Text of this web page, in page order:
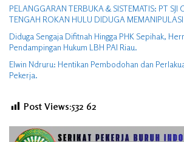
PELANGGARAN TERBUKA & SISTEMATIS: PT SJI
TENGAH ROKAN HULU DIDUGA MEMANIPULASI
Diduga Sengaja Difitnah Hingga PHK Sepihak,
Pendampingan Hukum LBH PAI Riau.
Elwin Ndruru: Hentikan Pembodohan dan
Pekerja.
Post Views:532 62